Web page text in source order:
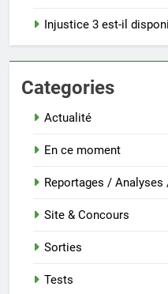
Injustice 3 est-il
Categories
Actualité
En ce moment
Reportages /
Site & Concours
Sorties
Tests